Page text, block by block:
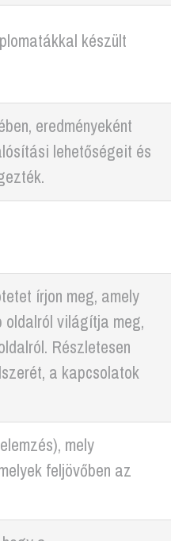
készült
eredményeként
lehetőségeit és
írjon meg, amely
világítja meg,
Részletesen
a kapcsolatok
mely
feljövőben az